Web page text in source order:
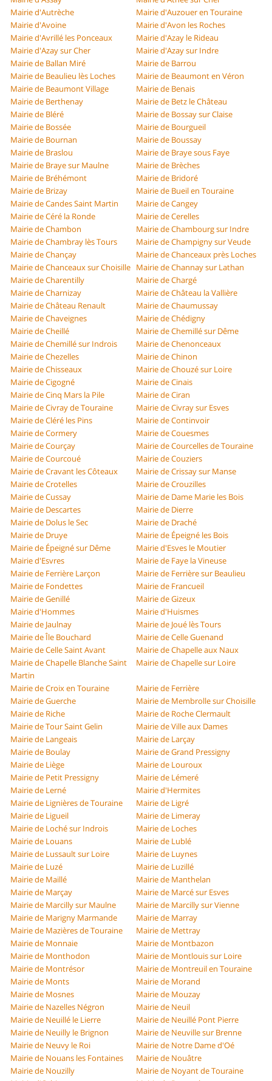
Mairie d'Autrèche
Mairie d'Auzouer en Touraine
Mairie d'Avoine
Mairie d'Avon les Roches
Mairie d'Avrillé les Ponceaux
Mairie d'Azay le Rideau
Mairie d'Azay sur Cher
Mairie d'Azay sur Indre
Mairie de Ballan Miré
Mairie de Barrou
Mairie de Beaulieu lès Loches
Mairie de Beaumont en Véron
Mairie de Beaumont Village
Mairie de Benais
Mairie de Berthenay
Mairie de Betz le Château
Mairie de Bléré
Mairie de Bossay sur Claise
Mairie de Bossée
Mairie de Bourgueil
Mairie de Bournan
Mairie de Boussay
Mairie de Braslou
Mairie de Braye sous Faye
Mairie de Braye sur Maulne
Mairie de Brèches
Mairie de Bréhémont
Mairie de Bridoré
Mairie de Brizay
Mairie de Bueil en Touraine
Mairie de Candes Saint Martin
Mairie de Cangey
Mairie de Céré la Ronde
Mairie de Cerelles
Mairie de Chambon
Mairie de Chambourg sur Indre
Mairie de Chambray lès Tours
Mairie de Champigny sur Veude
Mairie de Chançay
Mairie de Chanceaux près Loches
Mairie de Chanceaux sur Choisille Mairie de Channay sur Lathan
Mairie de Charentilly
Mairie de Chargé
Mairie de Charnizay
Mairie de Château la Vallière
Mairie de Château Renault
Mairie de Chaumussay
Mairie de Chaveignes
Mairie de Chédigny
Mairie de Cheillé
Mairie de Chemillé sur Dême
Mairie de Chemillé sur Indrois
Mairie de Chenonceaux
Mairie de Chezelles
Mairie de Chinon
Mairie de Chisseaux
Mairie de Chouzé sur Loire
Mairie de Cigogné
Mairie de Cinais
Mairie de Cinq Mars la Pile
Mairie de Ciran
Mairie de Civray de Touraine
Mairie de Civray sur Esves
Mairie de Cléré les Pins
Mairie de Continvoir
Mairie de Cormery
Mairie de Couesmes
Mairie de Courçay
Mairie de Courcelles de Touraine
Mairie de Courcoué
Mairie de Couziers
Mairie de Cravant les Côteaux
Mairie de Crissay sur Manse
Mairie de Crotelles
Mairie de Crouzilles
Mairie de Cussay
Mairie de Dame Marie les Bois
Mairie de Descartes
Mairie de Dierre
Mairie de Dolus le Sec
Mairie de Draché
Mairie de Druye
Mairie de Épeigné les Bois
Mairie de Épeigné sur Dême
Mairie d'Esves le Moutier
Mairie d'Esvres
Mairie de Faye la Vineuse
Mairie de Ferrière Larçon
Mairie de Ferrière sur Beaulieu
Mairie de Fondettes
Mairie de Francueil
Mairie de Genillé
Mairie de Gizeux
Mairie d'Hommes
Mairie d'Huismes
Mairie de Jaulnay
Mairie de Joué lès Tours
Mairie de Île Bouchard
Mairie de Celle Guenand
Mairie de Celle Saint Avant
Mairie de Chapelle aux Naux
Mairie de Chapelle Blanche Saint
Martin
Mairie de Chapelle sur Loire
Mairie de Croix en Touraine
Mairie de Ferrière
Mairie de Guerche
Mairie de Membrolle sur Choisille
Mairie de Riche
Mairie de Roche Clermault
Mairie de Tour Saint Gelin
Mairie de Ville aux Dames
Mairie de Langeais
Mairie de Larçay
Mairie de Boulay
Mairie de Grand Pressigny
Mairie de Liège
Mairie de Louroux
Mairie de Petit Pressigny
Mairie de Lémeré
Mairie de Lerné
Mairie d'Hermites
Mairie de Lignières de Touraine
Mairie de Ligré
Mairie de Ligueil
Mairie de Limeray
Mairie de Loché sur Indrois
Mairie de Loches
Mairie de Louans
Mairie de Lublé
Mairie de Lussault sur Loire
Mairie de Luynes
Mairie de Luzé
Mairie de Luzillé
Mairie de Maillé
Mairie de Manthelan
Mairie de Marçay
Mairie de Marcé sur Esves
Mairie de Marcilly sur Maulne
Mairie de Marcilly sur Vienne
Mairie de Marigny Marmande
Mairie de Marray
Mairie de Mazières de Touraine
Mairie de Mettray
Mairie de Monnaie
Mairie de Montbazon
Mairie de Monthodon
Mairie de Montlouis sur Loire
Mairie de Montrésor
Mairie de Montreuil en Touraine
Mairie de Monts
Mairie de Morand
Mairie de Mosnes
Mairie de Mouzay
Mairie de Nazelles Négron
Mairie de Neuil
Mairie de Neuillé le Lierre
Mairie de Neuillé Pont Pierre
Mairie de Neuilly le Brignon
Mairie de Neuville sur Brenne
Mairie de Neuvy le Roi
Mairie de Notre Dame d'Oé
Mairie de Nouans les Fontaines
Mairie de Nouâtre
Mairie de Nouzilly
Mairie de Noyant de Touraine